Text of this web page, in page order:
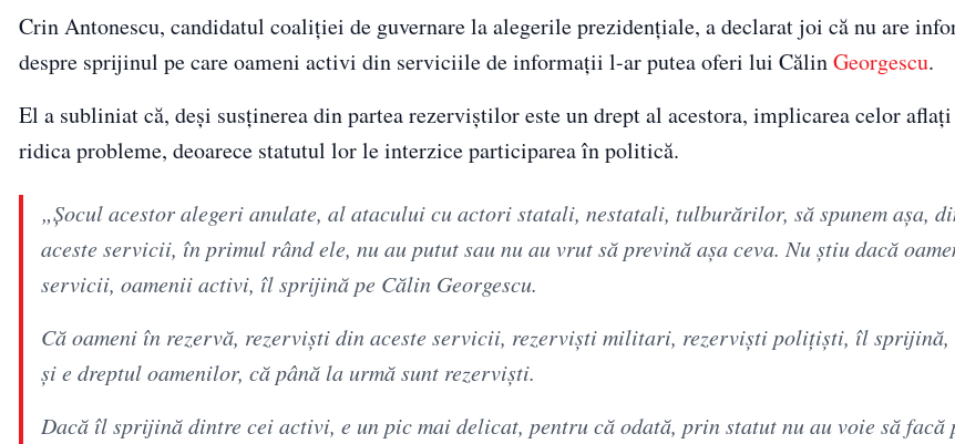
Crin Antonescu, candidatul coaliţiei de guvernare la alegerile prezidenţiale, a declarat joi că nu are
despre sprijinul pe care oameni activi din serviciile de informații l-ar putea oferi lui CălinGeorgescu.
El a subliniat că, deși susținerea din partea rezerviștilor este un drept al acestora, implicarea celor
ridica probleme, deoarece statutul lor le interzice participarea în politică.
„Şocul acestor alegeri anulate, al atacului cu actori statali, nestatali, tulburărilor, să spunem aşa,
aceste servicii, în primul rând ele, nu au putut sau nu au vrut să prevină aşa ceva. Nu ştiu dacă
servicii, oamenii activi, îl sprijină pe Călin Georgescu.
Că oameni în rezervă, rezervişti din aceste servicii, rezervişti militari, rezervişti poliţişti, îl sprijină,
şi e dreptul oamenilor, că până la urmă sunt rezervişti.
Dacă îl sprijină dintre cei activi, e un pic mai delicat, pentru că odată, prin statut nu au voie să facă